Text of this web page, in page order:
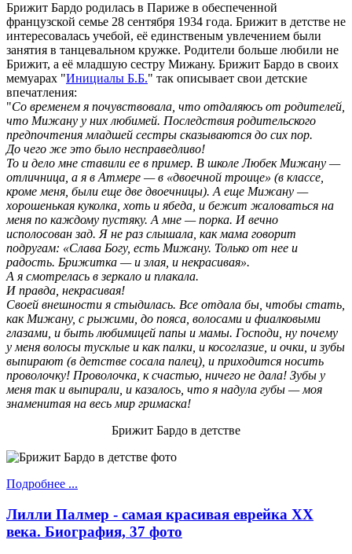
Брижит Бардо родилась в Париже в обеспеченной
французской семье 28 сентября 1934 года. Брижит в детстве не
интересовалась учебой, её единственым увлечением были
занятия в танцевальном кружке. Родители больше любили не
Брижит, а её младшую сестру Мижану. Брижит Бардо в своих
мемуарах "Инициалы Б.Б." так описывает свои детские
впечатления:
"Со временем я почувствовала, что отдаляюсь от родителей,
что Мижану у них любимей. Последствия родительского
предпочтения младшей сестры сказываются до сих пор.
До чего же это было несправедливо!
То и дело мне ставили ее в пример. В школе Любек Мижану —
отличница, а я в Атмере — в «двоечной троице» (в классе,
кроме меня, были еще две двоечницы). А еще Мижану —
хорошенькая куколка, хоть и ябеда, и бежит жаловаться на
меня по каждому пустяку. А мне — порка. И вечно
исполосован зад. Я не раз слышала, как мама говорит
подругам: «Слава Богу, есть Мижану. Только от нее и
радость. Брижитка — и злая, и некрасивая».
А я смотрелась в зеркало и плакала.
И правда, некрасивая!
Своей внешности я стыдилась. Все отдала бы, чтобы стать,
как Мижану, с рыжими, до пояса, волосами и фиалковыми
глазами, и быть любимицей папы и мамы. Господи, ну почему
у меня волосы тусклые и как палки, и косоглазие, и очки, и зубы
выпирают (в детстве сосала палец), и приходится носить
проволочку! Проволочка, к счастью, ничего не дала! Зубы у
меня так и выпирали, и казалось, что я надула губы — моя
знаменитая на весь мир гримаска!
Брижит Бардо в детстве
Подробнее ...
Лилли Палмер - самая красивая еврейка ХХ
века. Биография, 37 фото